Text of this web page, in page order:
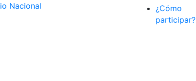
¿Cómo
participar?